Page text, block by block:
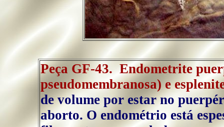
Peça GF-43. Endometrite
pseudomembranosa) e
de volume por estar no
aborto. O endométrio está